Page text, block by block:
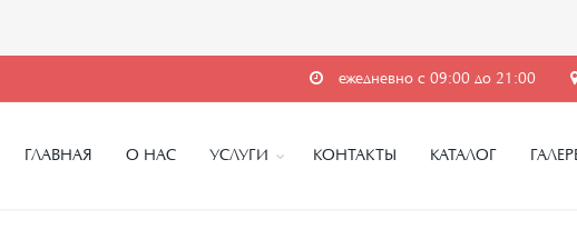
ежедневно с 09:00 до 21:00
ГЛАВНАЯ О НАС УСЛУГИ КОНТАКТЫ КАТАЛОГ